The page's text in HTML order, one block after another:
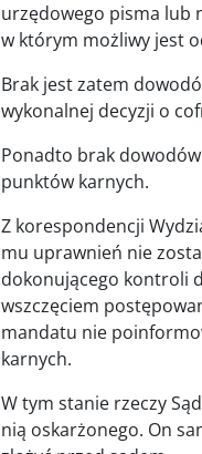
urzędowego pisma lub
w którym możliwy jest
Brak jest zatem
wykonalnej decyzji o
Ponadto brak
punktów karnych.
Z korespondencji
mu uprawnień nie
dokonującego kontroli
wszczęciem
mandatu nie
karnych.
W tym stanie rzeczy
nią oskarżonego. On